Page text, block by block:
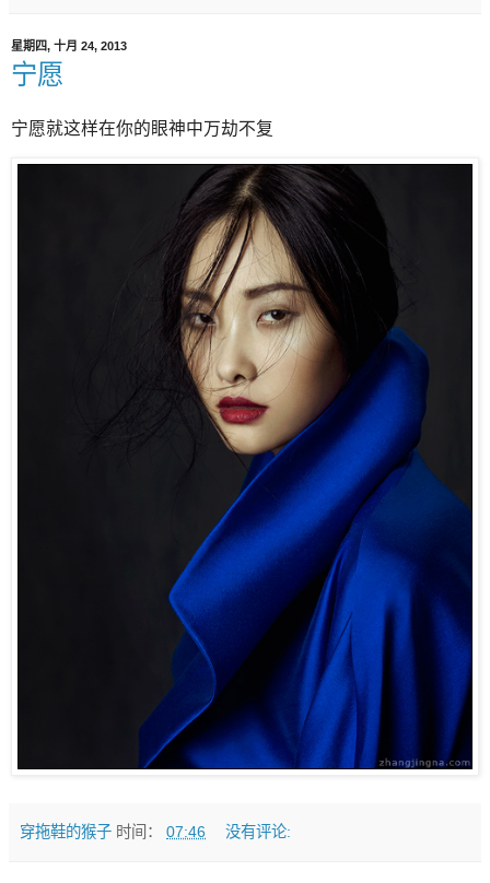
星期四, 十月 24, 2013
宁愿
宁愿就这样在你的眼神中万劫不复
穿拖鞋的猴子 时间： 07:46 没有评论: